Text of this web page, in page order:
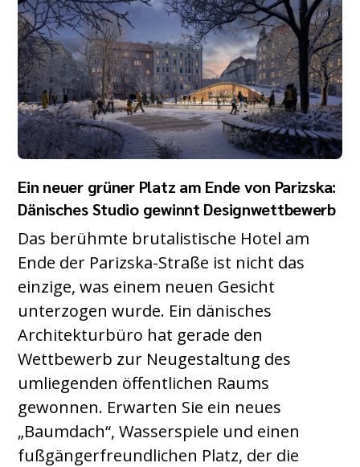
Ein neuer grüner Platz am Ende von Parizska:
Dänisches Studio gewinnt Designwettbewerb
Das berühmte brutalistische Hotel am
Ende der Parizska-Straße ist nicht das
einzige, was einem neuen Gesicht
unterzogen wurde. Ein dänisches
Architekturbüro hat gerade den
Wettbewerb zur Neugestaltung des
umliegenden öffentlichen Raums
gewonnen. Erwarten Sie ein neues
„Baumdach“, Wasserspiele und einen
fußgängerfreundlichen Platz, der die